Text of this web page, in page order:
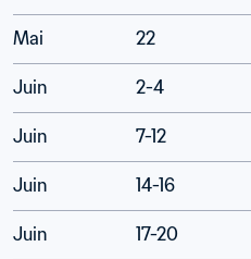
Mai 22
Juin 2-4
Juin 7-12
Juin 14-16
Juin 17-20